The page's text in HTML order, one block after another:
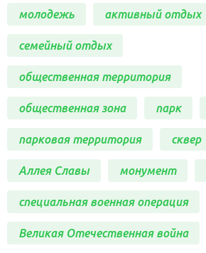
молодежь активный отдых
семейный отдых
общественная территория
общественная зона парк
парковая территория сквер
Аллея Славы монумент
специальная военная операция
Великая Отечественная война